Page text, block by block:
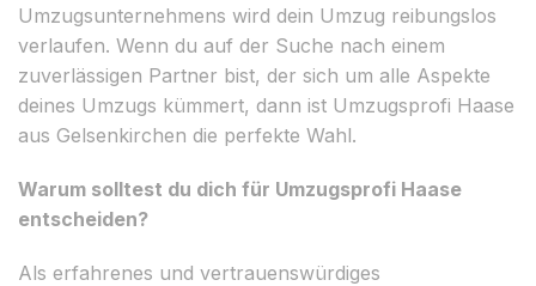
Umzugsunternehmens wird dein Umzug reibungslos
verlaufen. Wenn du auf der Suche nach einem
zuverlässigen Partner bist, der sich um alle Aspekte
deines Umzugs kümmert, dann ist Umzugsprofi Haase
aus Gelsenkirchen die perfekte Wahl.
Warum solltest du dich für Umzugsprofi Haase
entscheiden?
Als erfahrenes und vertrauenswürdiges